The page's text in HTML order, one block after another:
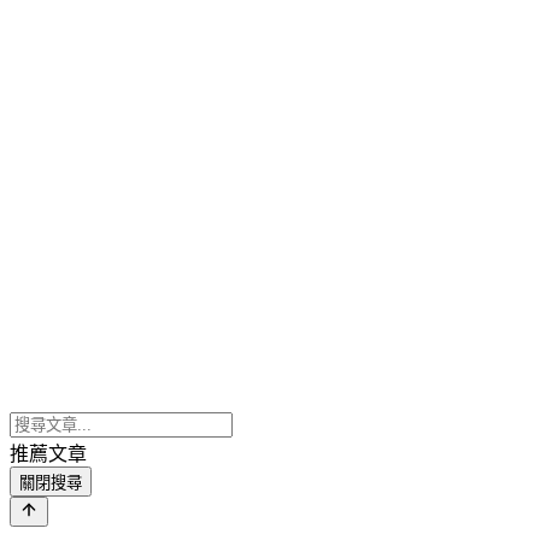
推薦文章
關閉搜尋